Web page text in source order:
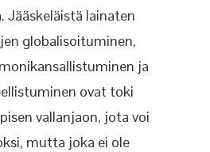
Jääskeläistä lainaten
globalisoituminen,
ja
ovat toki
vallanjaon, jota voi
mutta joka ei ole